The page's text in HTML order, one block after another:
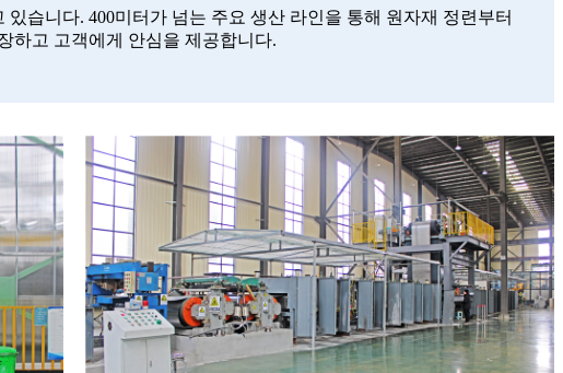
습니다. 400미터가 넘는 주요 생산 라인을 통해 원자재 정련부터
하고 고객에게 안심을 제공합니다.